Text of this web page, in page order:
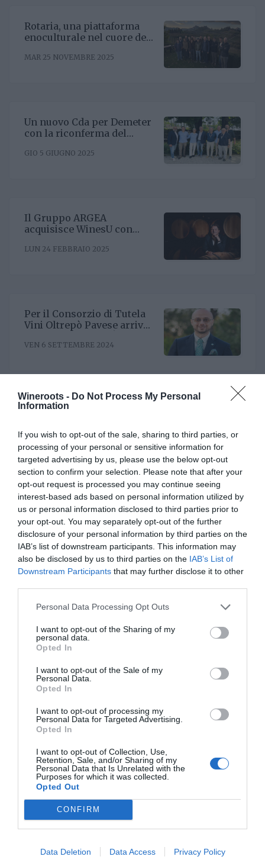
Wineroots - Do Not Process My Personal
Information
If you wish to opt-out of the sale, sharing to third parties, or
processing of your personal or sensitive information for
targeted advertising by us, please use the below opt-out
section to confirm your selection. Please note that after your
opt-out request is processed you may continue seeing
interest-based ads based on personal information utilized by
us or personal information disclosed to third parties prior to
your opt-out. You may separately opt-out of the further
disclosure of your personal information by third parties on the
IAB’s list of downstream participants. This information may
also be disclosed by us to third parties on the IAB’s List of
Downstream Participants that may further disclose it to other
Personal Data Processing Opt Outs
I want to opt-out of the Sharing of my
personal data.
Opted In
I want to opt-out of the Sale of my
Personal Data.
Opted In
I want to opt-out of processing my
Personal Data for Targeted Advertising.
Opted In
I want to opt-out of Collection, Use,
Retention, Sale, and/or Sharing of my
Personal Data that Is Unrelated with the
Purposes for which it was collected.
Opted Out
CONFIRM
Data Deletion Data Access Privacy Policy
Rotaria, una piattaforma
enoculturale nel cuore del
MAR 25 NOVEMBRE 2025
Un nuovo Cda per Demeter
con la riconferma del
GIO 5 GIUGNO 2025
Il Gruppo ARGEA
acquisisce WinesU con
posizionamento negli Stati
LUN 24 FEBBRAIO 2025
Per il Consorzio di Tutela
Vini Oltrepò Pavese arriva
Riccardo Binda
VEN 6 SETTEMBRE 2024
Al timone del Consorzio
Ricagno. Incentivare la
sinergia associativa e far
bene sul mercato, questa la
mission
MER 8 MAGGIO 2024
ITALIAN WINE
Rotaria, una piattaforma
enoculturale nel cuore del
Roero
Un nuovo Cda per Demeter
presidente Enrico Amico
GIO 5 GIUGNO 2025
acquisisce WinesU con
l'obiettivo di rafforzare il
posizionamento negli Stati
Uniti
LUN 24 FEBBRAIO 2025
Vini Oltrepò Pavese arriva